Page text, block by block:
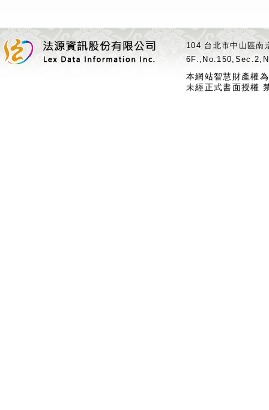
104 台北市中山區
本網站智慧財產權
未經正式書面授權